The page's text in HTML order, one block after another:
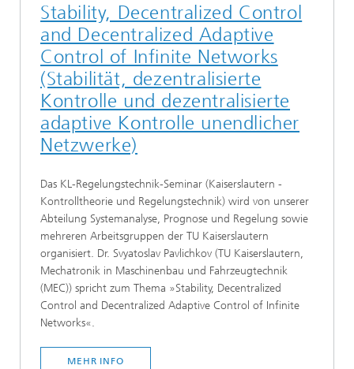
Stability, Decentralized Control
and Decentralized Adaptive
Control of Infinite Networks
(Stabilität, dezentralisierte
Kontrolle und dezentralisierte
adaptive Kontrolle unendlicher
Netzwerke)
Das KL-Regelungstechnik-Seminar (Kaiserslautern -
Kontrolltheorie und Regelungstechnik) wird von unserer
Abteilung Systemanalyse, Prognose und Regelung sowie
mehreren Arbeitsgruppen der TU Kaiserslautern
organisiert. Dr. Svyatoslav Pavlichkov (TU Kaiserslautern,
Mechatronik in Maschinenbau und Fahrzeugtechnik
(MEC)) spricht zum Thema »Stability, Decentralized
Control and Decentralized Adaptive Control of Infinite
Networks«.
MEHR INFO